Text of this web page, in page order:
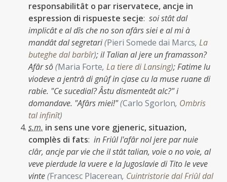
responsabilitât o par riservatece, ancje in
espression di rispueste secje: soi stât dal
implicât e al dîs che no son afârs siei e al mi à
mandât dal segretari(Pieri Somede dai Marcs, La
buteghe dal barbîr);il Talian al jere un framasson?
Afâr sô(Maria Forte, La tiere di Lansing);Fatime lu
viodeve a jentrâ di gnûf in cjase cu la muse ruane di
rabie. "Ce sucedial? Âstu dismenteât alc?" i
domandave. "Afârs miei!"(Carlo Sgorlon, Ombris
tal infinît)
s.m. in sens une vore gjeneric, situazion,
complès di fats: in Friûl l'afâr nol jere par nuie
clâr, ancje par vie che il stât talian, voie o no voie, al
veve pierdude la vuere e la Jugoslavie di Tito le veve
vinte(Francesc Placerean, Cuintristorie dal Friûl dal